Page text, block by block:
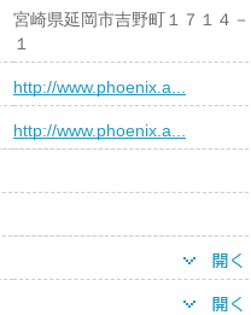
宮崎県延岡市吉野町１７１４－
１
http://www.phoenix.a...
http://www.phoenix.a...